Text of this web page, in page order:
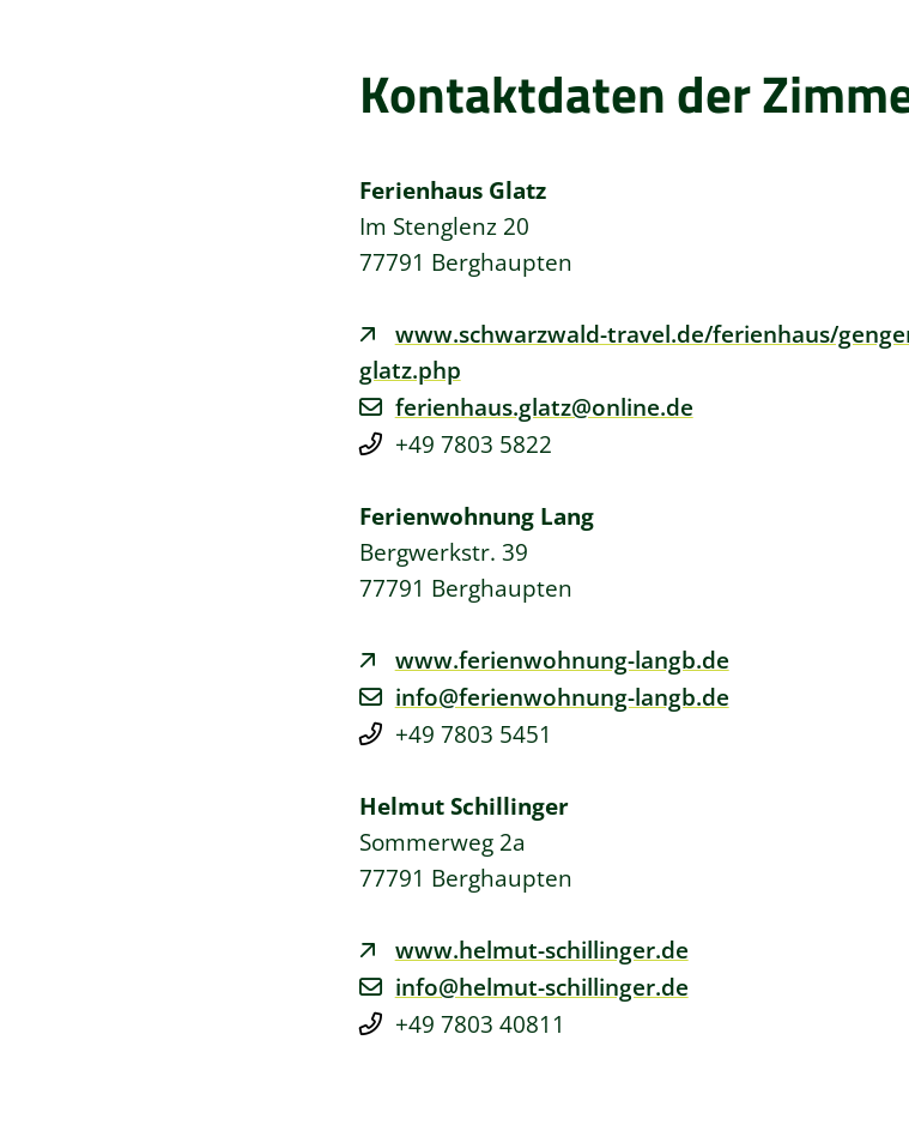
Kontaktdaten der
Ferienhaus Glatz
Im Stenglenz 20
77791 Berghaupten
www.schwarzwald-travel.de/ferienhaus/
glatz.php
ferienhaus.glatz@online.de
+49 7803 5822
Ferienwohnung Lang
Bergwerkstr. 39
77791 Berghaupten
www.ferienwohnung-langb.de
info@ferienwohnung-langb.de
+49 7803 5451
HelmutSchillinger
Sommerweg 2a
77791 Berghaupten
www.helmut-schillinger.de
info@helmut-schillinger.de
+49 7803 40811